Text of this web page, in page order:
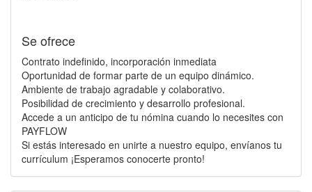
Se ofrece
Contrato indefinido, incorporación inmediata
Oportunidad de formar parte de un equipo dinámico.
Ambiente de trabajo agradable y colaborativo.
Posibilidad de crecimiento y desarrollo profesional.
Accede a un anticipo de tu nómina cuando lo necesites con
PAYFLOW
Si estás interesado en unirte a nuestro equipo, envíanos tu
currículum ¡Esperamos conocerte pronto!